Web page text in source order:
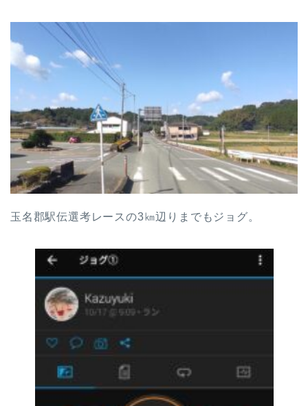
玉名郡駅伝選考レースの3㎞辺りまでもジョグ。